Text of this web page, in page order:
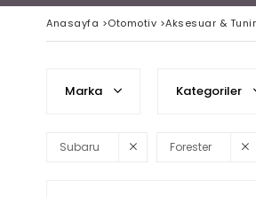
Anasayfa >Otomotiv >Aksesuar &
Marka Kategoriler
Subaru Forester